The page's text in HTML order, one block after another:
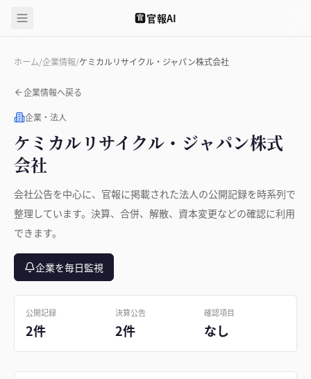
官 官報AI
ホーム/企業情報/ケミカルリサイクル・ジャパン株式会社
企業情報へ戻る
企業・法人
ケミカルリサイクル・ジャパン株式
会社
会社公告を中心に、官報に掲載された法人の公開記録を時系列で
整理しています。決算、合併、解散、資本変更などの確認に利用
できます。
企業を毎日監視
公開記録
2件
決算公告
2件
確認項目
なし